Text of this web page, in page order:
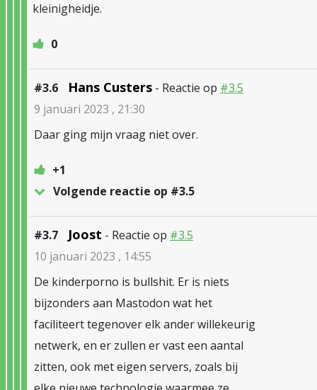
kleinigheidje.
0
#3.6 Hans Custers - Reactie op #3.5
9 januari 2023 , 21:30
Daar ging mijn vraag niet over.
+1
Volgende reactie op #3.5
#3.7 Joost - Reactie op #3.5
10 januari 2023 , 14:55
De kinderporno is bullshit. Er is niets
bijzonders aan Mastodon wat het
faciliteert tegenover elk ander willekeurig
netwerk, en er zullen er vast een aantal
zitten, ook met eigen servers, zoals bij